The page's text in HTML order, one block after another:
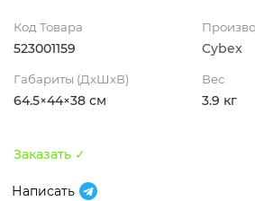
Код Товара
523001159 Cybex
Габариты (ДхШхВ)
64.5×44×38 см
Вес
3.9 кг
Заказать ✓
Написать